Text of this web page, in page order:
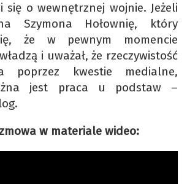
się o wewnętrznej wojnie. Jeżeli
Szymona Hołownię, który
że w pewnym momencie
i uważał, że rzeczywistość
poprzez kwestie medialne,
jest praca u podstaw –
w materiale wideo: